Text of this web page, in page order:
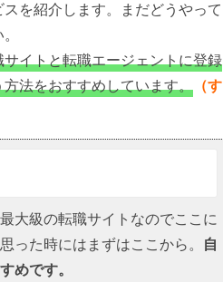
を紹介します。まだどうやって
サイトと転職エージェントに登録
法をおすすめしています。
（す
大級の転職サイトなのでここに
った時にはまずはここから。
自
めです。